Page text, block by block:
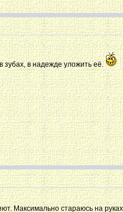
зубах, в надежде уложить её.
Максимально стараюсь на